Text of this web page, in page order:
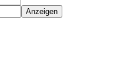
Anzeigen